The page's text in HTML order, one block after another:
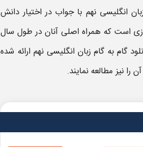
انگلیسی ​نهم با جوابدر اختیار دانش
است که همراه اصلی آنان در طول سال
گام به گام زبان انگلیسی ​نهمارائه شده
آن را نیز مطالعه نمایند.